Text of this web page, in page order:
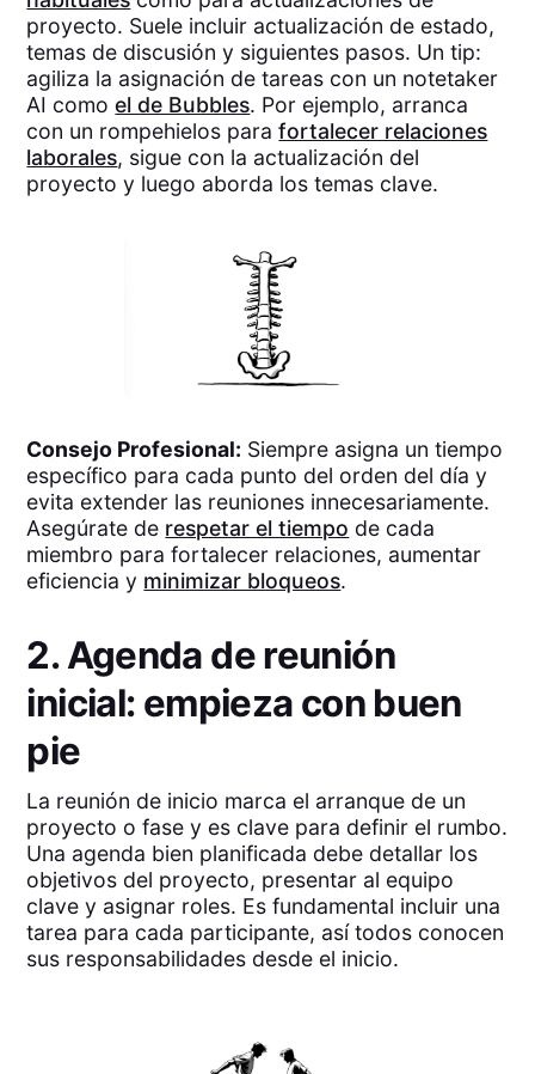
proyecto. Suele incluir actualización de estado,
temas de discusión y siguientes pasos. Un tip:
agiliza la asignación de tareas con un notetaker
AI comoel de Bubbles. Por ejemplo, arranca
con un rompehielos parafortalecer relaciones
laborales, sigue con la actualización del
proyecto y luego aborda los temas clave.
Consejo Profesional: Siempre asigna un tiempo
específico para cada punto del orden del día y
evita extender las reuniones innecesariamente.
Asegúrate de respetar el tiempo de cada
miembro para fortalecer relaciones, aumentar
eficiencia y minimizar bloqueos.
2. Agenda de reunión
inicial: empieza con buen
pie
La reunión de inicio marca el arranque de un
proyecto o fase y es clave para definir el rumbo.
Una agenda bien planificada debe detallar los
objetivos del proyecto, presentar al equipo
clave y asignar roles. Es fundamental incluir una
tarea para cada participante, así todos conocen
sus responsabilidades desde el inicio.